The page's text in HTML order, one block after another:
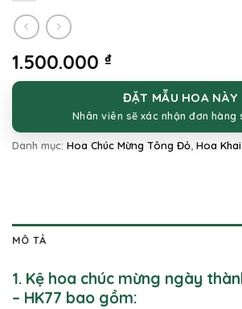
1.500.000 ₫
ĐẶT MẪU HOA NÀY
Nhân viên sẽ xác nhận đơn hàng
Danh mục: Hoa Chúc Mừng Tông Đỏ, Hoa
MÔ TẢ
1. Kệ hoa chúc mừng ngày
– HK77 bao gồm: